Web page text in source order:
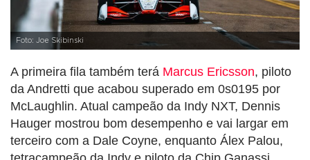
Foto: Joe Skibinski
A primeira fila também terá Marcus Ericsson, piloto
da Andretti que acabou superado em 0s0195 por
McLaughlin. Atual campeão da Indy NXT, Dennis
Hauger mostrou bom desempenho e vai largar em
terceiro com a Dale Coyne, enquanto Álex Palou,